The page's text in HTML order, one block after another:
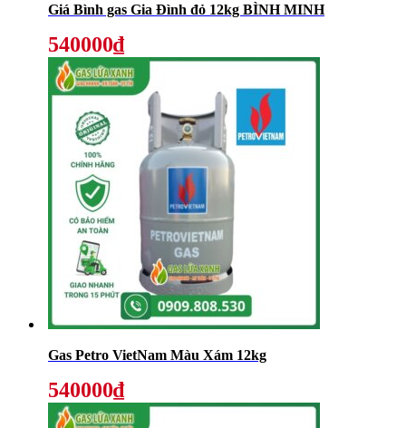
Giá Bình gas Gia Đình đỏ 12kg BÌNH MINH
540000₫
Gas Petro VietNam Màu Xám 12kg
540000₫